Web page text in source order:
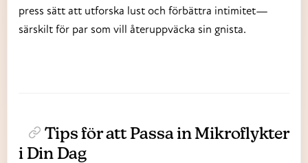
press sätt att utforska lust och förbättra intimitet—
särskilt för par som vill återuppväcka sin gnista.
Tips för att Passa in Mikroflykter
i Din Dag